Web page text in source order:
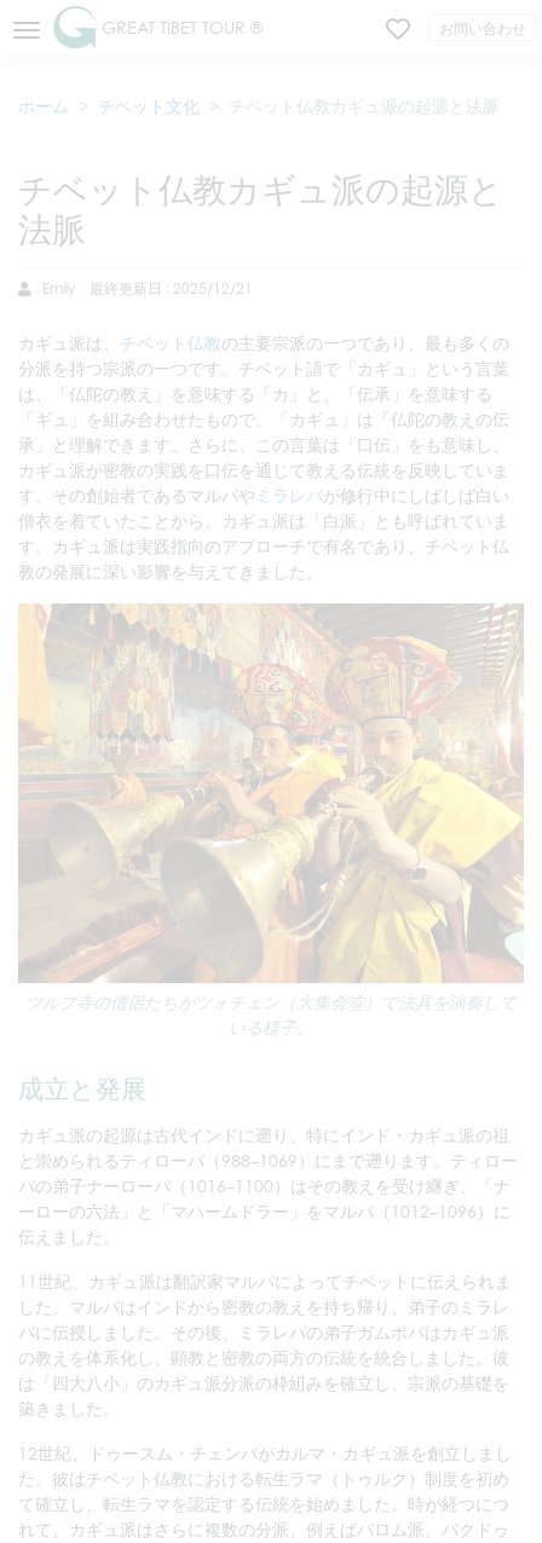
GREAT TIBET TOUR ® お問い合わせ
ホーム チベット文化 チベット仏教カギュ派の起源と法脈
チベット仏教カギュ派の起源と
法脈
Emily 最終更新日 : 2025/12/21
カギュ派は、 チベット仏教の主要宗派の一つであり、最も多くの
分派を持つ宗派の一つです。チベット語で「カギュ」という言葉
は、「仏陀の教え」を意味する「カ」と、「伝承」を意味する
「ギュ」を組み合わせたもので、「カギュ」は「仏陀の教えの伝
承」と理解できます。さらに、この言葉は「口伝」をも意味し、
カギュ派が密教の実践を口伝を通じて教える伝統を反映していま
す。その創始者であるマルパや ミラレパが修行中にしばしば白い
僧衣を着ていたことから、カギュ派は「白派」とも呼ばれていま
す。カギュ派は実践指向のアプローチで有名であり、チベット仏
教の発展に深い影響を与えてきました。
ツルプ寺の僧侶たちがツォチェン（大集会堂）で法具を演奏して
いる様子。
成立と発展
カギュ派の起源は古代インドに遡り、特にインド・カギュ派の祖
と崇められるティローパ（988–1069）にまで遡ります。ティロー
パの弟子ナーローパ（1016–1100）はその教えを受け継ぎ、「ナ
ーローの六法」と「マハームドラー」をマルパ（1012–1096）に
伝えました。
11世紀、カギュ派は翻訳家マルパによってチベットに伝えられま
した。マルパはインドから密教の教えを持ち帰り、弟子のミラレ
パに伝授しました。その後、ミラレパの弟子ガムポパはカギュ派
の教えを体系化し、顕教と密教の両方の伝統を統合しました。彼
は「四大八小」のカギュ派分派の枠組みを確立し、宗派の基礎を
築きました。
12世紀、ドゥースム・チェンパがカルマ・カギュ派を創立しまし
た。彼はチベット仏教における転生ラマ（トゥルク）制度を初め
て確立し、転生ラマを認定する伝統を始めました。時が経つにつ
れて、カギュ派はさらに複数の分派、例えばバロム派、パクドゥ